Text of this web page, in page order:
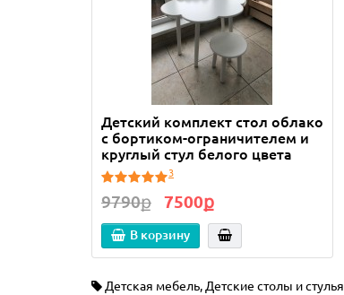
Детский комплект стол облако
с бортиком-ограничителем и
круглый стул белого цвета
3
9790ք 7500ք
В корзину
Детская мебель,Детские столы и стулья